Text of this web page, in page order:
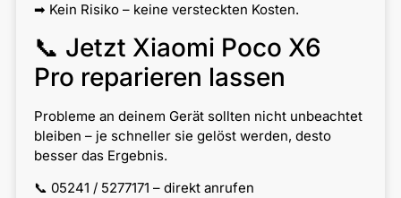
➡ Kein Risiko – keine versteckten Kosten.
📞 Jetzt Xiaomi Poco X6
Pro reparieren lassen
Probleme an deinem Gerät sollten nicht unbeachtet
bleiben – je schneller sie gelöst werden, desto
besser das Ergebnis.
📞 05241 / 5277171 – direkt anrufen